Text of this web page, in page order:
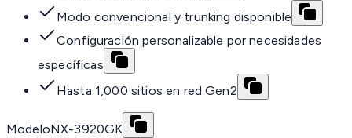
Modo convencional y trunking disponible
Configuración personalizable por necesidades
específicas
Hasta 1,000 sitios en red Gen2
ModeloNX-3920GK